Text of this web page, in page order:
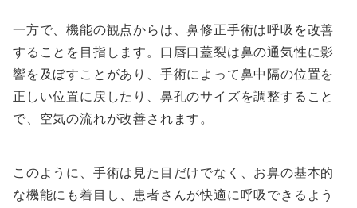
一方で、機能の観点からは、鼻修正手術は呼吸を改善
することを目指します。口唇口蓋裂は鼻の通気性に影
響を及ぼすことがあり、手術によって鼻中隔の位置を
正しい位置に戻したり、鼻孔のサイズを調整すること
で、空気の流れが改善されます。
このように、手術は見た目だけでなく、お鼻の基本的
な機能にも着目し、患者さんが快適に呼吸できるよう